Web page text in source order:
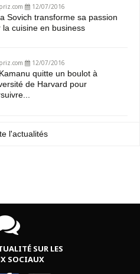
12/07/2016
Sovich transforme sa passion
la cuisine en business
12/07/2016
quitte un boulot à
de Harvard pour
l'actualités
SUR LES
SOCIAUX